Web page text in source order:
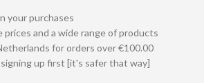
your purchases
and a wide range of products
for orders over €100.00
up first [it's safer that way]